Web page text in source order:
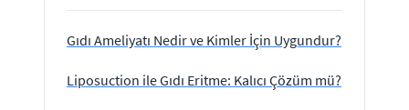
Gıdı Ameliyatı Nedir ve Kimler İçin Uygundur?
Liposuction ile Gıdı Eritme: Kalıcı Çözüm mü?